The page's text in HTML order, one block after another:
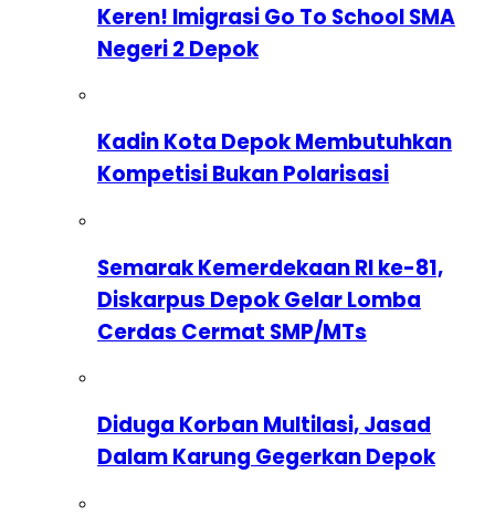
Keren! Imigrasi Go To School SMA
Negeri 2 Depok
Kadin Kota Depok Membutuhkan
Kompetisi Bukan Polarisasi
Semarak Kemerdekaan RI ke-81,
Diskarpus Depok Gelar Lomba
Cerdas Cermat SMP/MTs
Diduga Korban Multilasi, Jasad
Dalam Karung Gegerkan Depok